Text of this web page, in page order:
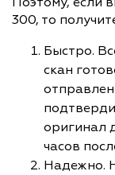
300, то
Быстро.
скан
оригинал
часов
Надежно.